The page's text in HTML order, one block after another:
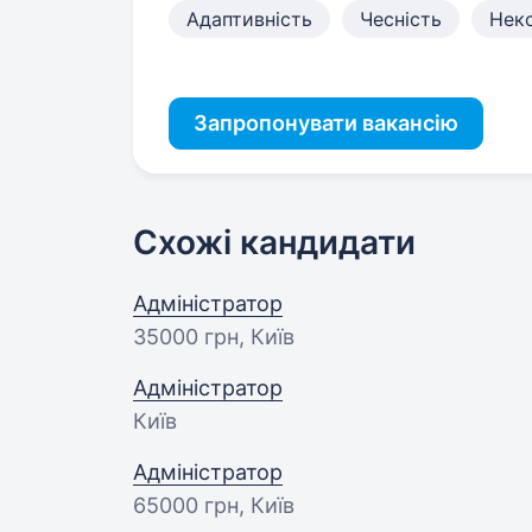
Адаптивність Чесність
Запропонувати вакансію
Схожі кандидати
Адміністратор
35000 грн, Київ
Адміністратор
Київ
Адміністратор
65000 грн, Київ